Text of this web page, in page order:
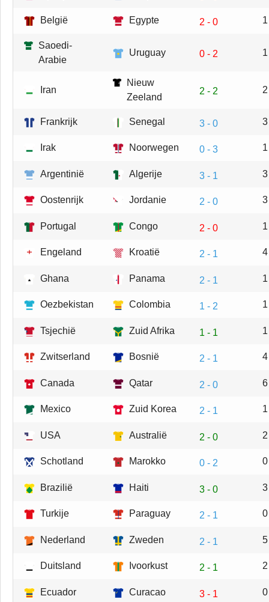
België Egypte 2 - 0
Saoedi-
Arabie
Uruguay 0 - 2
Iran
Nieuw
Zeeland
2 - 2
Frankrijk Senegal 3 - 0
Irak Noorwegen 0 - 3
Argentinië Algerije 3 - 1
Oostenrijk Jordanie 2 - 0
Portugal Congo 2 - 0
Engeland Kroatië 2 - 1
Ghana Panama 2 - 1
Oezbekistan Colombia 1 - 2
Tsjechië Zuid Afrika 1 - 1
Zwitserland Bosnië 2 - 1
Canada Qatar 2 - 0
Mexico Zuid Korea 2 - 1
USA Australië 2 - 0
Schotland Marokko 0 - 2
Brazilië Haiti 3 - 0
Turkije Paraguay 2 - 1
Nederland Zweden 2 - 1
Duitsland Ivoorkust 2 - 1
Ecuador Curacao 3 - 1